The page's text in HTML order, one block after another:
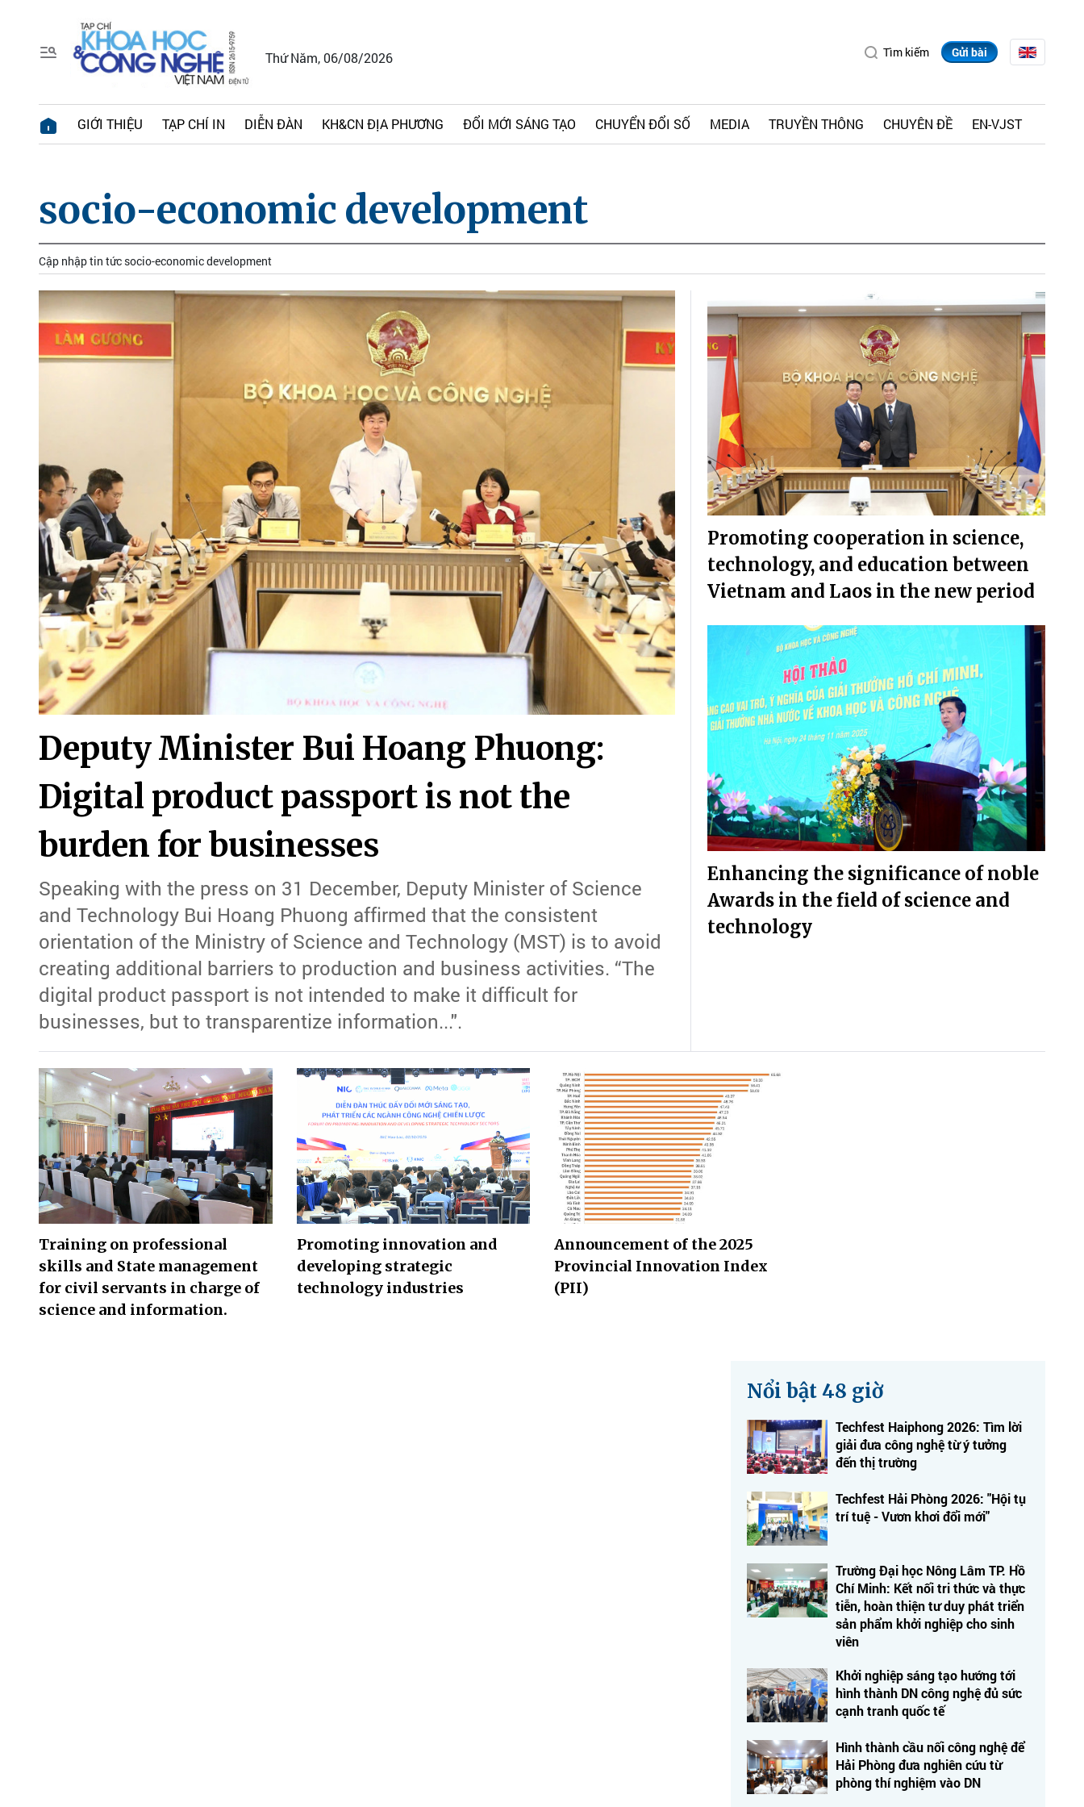
Thứ Năm, 06/08/2026 Tìm kiếm Gửi bài
GIỚI THIỆU TẠP CHÍ IN DIỄN ĐÀN KH&CN ĐỊA PHƯƠNG ĐỔI MỚI SÁNG TẠO CHUYỂN ĐỔI SỐ MEDIA TRUYỀN THÔNG CHUYÊN ĐỀ EN-VJST
socio-economic development
Cập nhập tin tức socio-economic development
Deputy Minister Bui Hoang Phuong:
Digital product passport is not the
burden for businesses
Speaking with the press on 31 December, Deputy Minister of Science
and Technology Bui Hoang Phuong affirmed that the consistent
orientation of the Ministry of Science and Technology (MST) is to avoid
creating additional barriers to production and business activities. “The
digital product passport is not intended to make it difficult for
businesses, but to transparentize information...".
Promoting cooperation in science,
technology, and education between
Vietnam and Laos in the new period
Enhancing the significance of noble
Awards in the field of science and
technology
Training on professional
skills and State management
for civil servants in charge of
science and information.
Promoting innovation and
developing strategic
technology industries
Announcement of the 2025
Provincial Innovation Index
(PII)
Nổi bật 48 giờ
Techfest Haiphong 2026: Tìm lời
giải đưa công nghệ từ ý tưởng
đến thị trường
Techfest Hải Phòng 2026: "Hội tụ
trí tuệ - Vươn khơi đổi mới"
Trường Đại học Nông Lâm TP. Hồ
Chí Minh: Kết nối tri thức và thực
tiễn, hoàn thiện tư duy phát triển
sản phẩm khởi nghiệp cho sinh
viên
Khởi nghiệp sáng tạo hướng tới
hình thành DN công nghệ đủ sức
cạnh tranh quốc tế
Hình thành cầu nối công nghệ để
Hải Phòng đưa nghiên cứu từ
phòng thí nghiệm vào DN